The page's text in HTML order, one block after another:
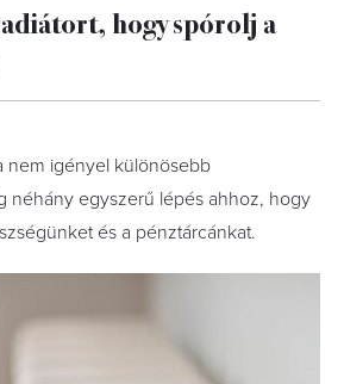
hogy spórolj a
nem igényel különösebb
néhány egyszerű lépés ahhoz, hogy
és a pénztárcánkat.